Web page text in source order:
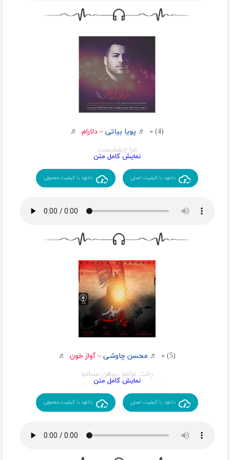
همه عمر نام تو بر لبم نفسم ثنای تو یا علی
که مستیم را و هستیم را ز شاه مردان گرفته بودم
در این هیاهو خوشم به او لبم علی گو دلم علی جو
شبیه رودی که جانب او دوباره جریان گرفته بودم
دوباره جریان گرفته بودم
همه عمر نام تو بر لبم نفسم ثنای تو یا علی
همه عمر نام تو بر لبم نفسم ثنای تو یا علی
سلام ای ماه مهربانم دلیل این اشک بی امانم
شکست آن بغض نیمه جانم که در گریبان گرفته بودم
که در گریبان گرفته بودم
به سر چو بار گران گذشتم که با تو سامان گرفته بودم
همه عمر نام تو بر لبم نفسم ثنای تو یا علی
برود سرم نرود ولی ز سرم هوای تو یا علی
همه عمر نام تو بر لبم نفسم ثنای تو یا علی
برود سرم نرود ولی ز سرم هوای تو یا علی
(4) » ♬ پویا بیاتی – دلارام
♬
مرا چشمیست
خون افشان
ز داغش
پریشانم پریشانم از فراغش
چه سود از زندگی بی اشتیاقش
سر آغاز و سرانجامش حسین است
عزیز جان ما نامش حسین است
به عشقش تا که قلبم مبتلا شد
همه سر درونم برملا شد
همینکه تربتش را سجده کردم
تو گویی کعبه ی من کربلا شد
مرا در دل تمنای حسین است
بهشت ارزانیه خوبان عالم
تو ای درد مرا درمان حسین جان
نوای نوحه ی باران حسین جان
بخوانم عشق را با سوز ترکی
دانلود با کیفیت اصلی دانلود با کیفیت معمولی
(5) » ♬ محسن چاوشی –آواز خون
♬
رخت عزامو پیرهن سیامو
از باغچه بیرون میکشم دلتنگیامو
از غربت تو با من بخونه حرفی
به سینه میزنه زنگ صدامو
شد
دانلود با کیفیت اصلی دانلود با کیفیت معمولی